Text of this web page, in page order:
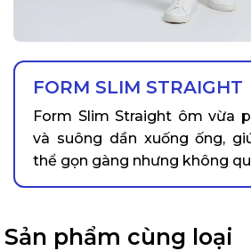
FORM SLIM STRAIGHT
Form Slim Straight ôm vừa
và suông dần xuống ống,
thể gọn gàng nhưng không
Sản phẩm cùng loại